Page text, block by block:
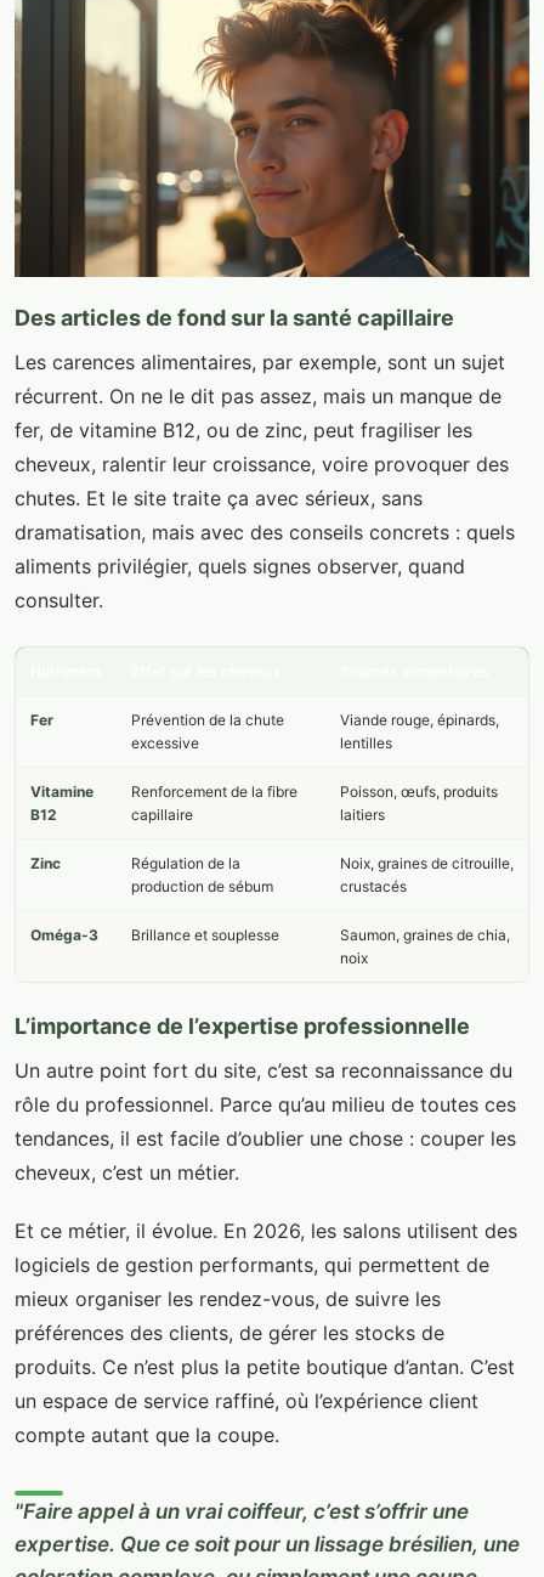
Des articles de fond sur la santé capillaire
Les carences alimentaires, par exemple, sont un sujet
récurrent. On ne le dit pas assez, mais un manque de
fer, de vitamine B12, ou de zinc, peut fragiliser les
cheveux, ralentir leur croissance, voire provoquer des
chutes. Et le site traite ça avec sérieux, sans
dramatisation, mais avec des conseils concrets : quels
aliments privilégier, quels signes observer, quand
consulter.
Fer
Prévention de la chute
excessive
Viande rouge, épinards,
lentilles
Vitamine
B12
Renforcement de la fibre
capillaire
Poisson, œufs, produits
laitiers
Zinc
Régulation de la
production de sébum
Noix, graines de citrouille,
crustacés
Oméga-3 Brillance et souplesse
Saumon, graines de chia,
noix
L’importance de l’expertise professionnelle
Un autre point fort du site, c’est sa reconnaissance du
rôle du professionnel. Parce qu’au milieu de toutes ces
tendances, il est facile d’oublier une chose : couper les
cheveux, c’est un métier.
Et ce métier, il évolue. En 2026, les salons utilisent des
logiciels de gestion performants, qui permettent de
mieux organiser les rendez-vous, de suivre les
préférences des clients, de gérer les stocks de
produits. Ce n’est plus la petite boutique d’antan. C’est
un espace de service raffiné, où l’expérience client
compte autant que la coupe.
"Faire appel à un vrai coiffeur, c’est s’offrir une
expertise. Que ce soit pour un lissage brésilien, une